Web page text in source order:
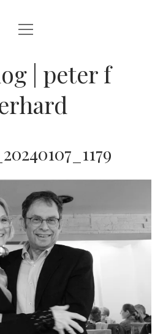
BLOG
JAZZ LIVE !
MOMENTE
WANDERLUST
öffnen
DATENSCHUTZ
KONTAKT
ARCHIV
instagram
Menü
öffnen
| peter f